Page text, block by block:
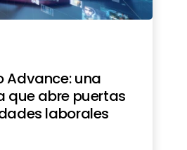
Advance: una
que abre puertas
laborales